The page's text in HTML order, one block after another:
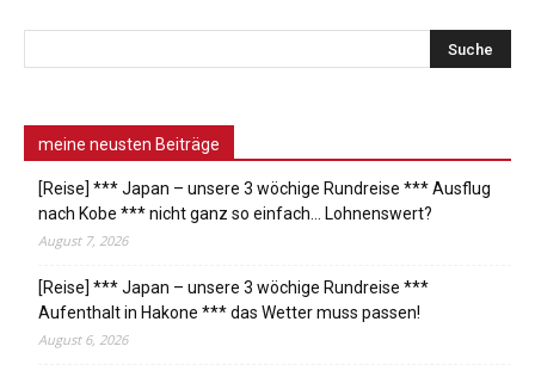
meine neusten Beiträge
[Reise] *** Japan – unsere 3 wöchige Rundreise *** Ausflug
nach Kobe *** nicht ganz so einfach… Lohnenswert?
August 7, 2026
[Reise] *** Japan – unsere 3 wöchige Rundreise ***
Aufenthalt in Hakone *** das Wetter muss passen!
August 6, 2026